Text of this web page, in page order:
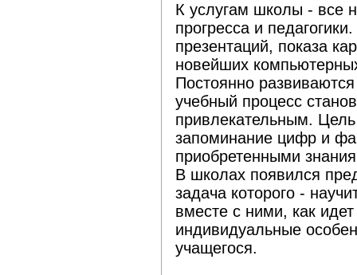
К услугам школы - все
прогресса и
презентаций, показа
новейших
Постоянно
учебный процесс
привлекательным.
запоминание цифр и
приобретенными
В школах появился
задача которого -
вместе с ними, как
индивидуальные
учащегося.